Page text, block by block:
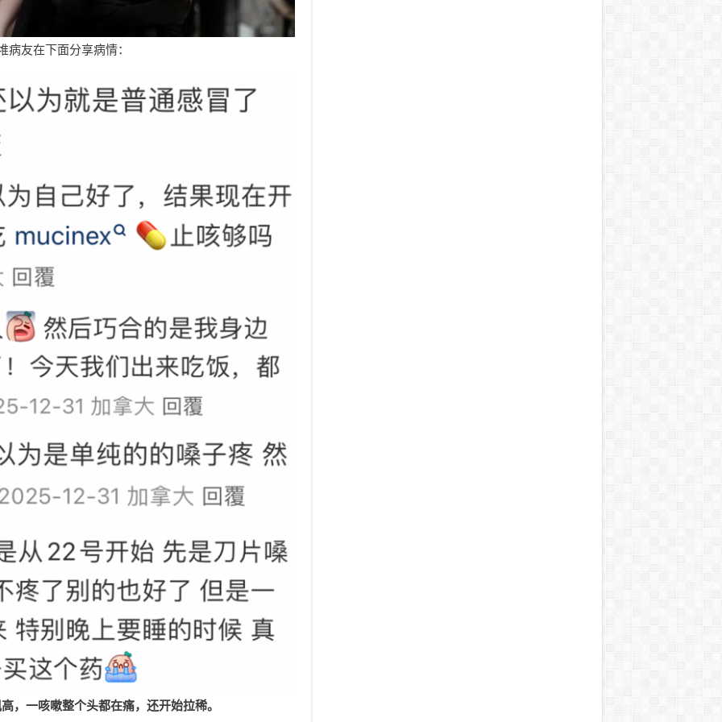
病友在下面分享病情：
，一咳嗽整个头都在痛，还开始拉稀。